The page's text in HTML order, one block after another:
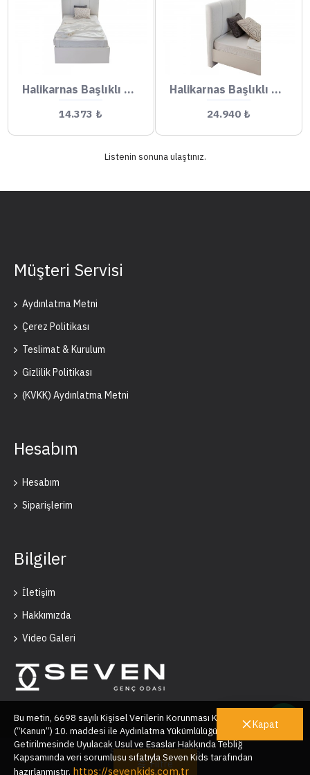
Halikarnas Başlıklı Karyola
14.373 ₺
Halikarnas Başlıklı Bazalı Karyola
24.940 ₺
Listenin sonuna ulaştınız.
Müşteri Servisi
Aydınlatma Metni
Çerez Politikası
Teslimat & Kurulum
Gizlilik Politikası
(KVKK) Aydınlatma Metni
Hesabım
Hesabım
Siparişlerim
Bilgiler
İletişim
Hakkımızda
Video Galeri
Seven Kids © 2025
Kapat
Bu metin, 6698 sayılı Kişisel Verilerin Korunması Kanunu’nun
(“Kanun”) 10. maddesi ile Aydınlatma Yükümlülüğünün Yerine
Getirilmesinde Uyulacak Usul ve Esaslar Hakkında Tebliğ
Kapsamında veri sorumlusu sıfatıyla Seven Kids tarafından
hazırlanmıştır. https://sevenkids.com.tr
Filtre